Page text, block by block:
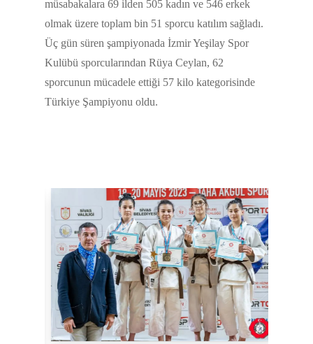
müsabakalara 69 ilden 505 kadın ve 546 erkek
olmak üzere toplam bin 51 sporcu katılım sağladı.
Üç gün süren şampiyonada İzmir Yeşilay Spor
Kulübü sporcularından Rüya Ceylan, 62
sporcunun mücadele ettiği 57 kilo kategorisinde
Türkiye Şampiyonu oldu.